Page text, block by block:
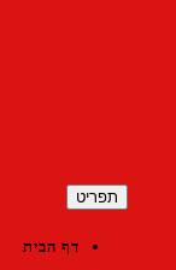
דף הבית